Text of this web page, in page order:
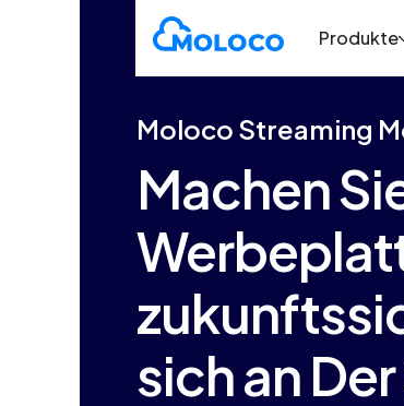
Produkte
Moloco Streaming
Machen
sich an